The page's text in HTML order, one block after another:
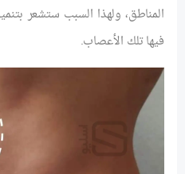
المناطق، ولهذا السبب ستشعر
فيها تلك الأعصاب.